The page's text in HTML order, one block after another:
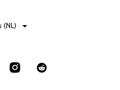
(NL)